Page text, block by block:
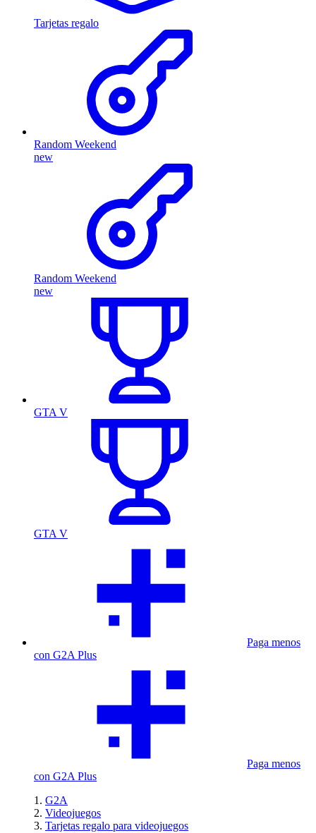
Tarjetas regalo
Random Weekend
new
Random Weekend
new
GTA V
GTA V
Paga menos
con G2A Plus
Paga menos
con G2A Plus
G2A
Videojuegos
Tarjetas regalo para videojuegos